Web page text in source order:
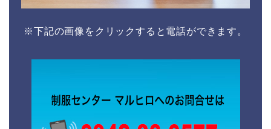
※下記の画像をクリックすると電話ができます。